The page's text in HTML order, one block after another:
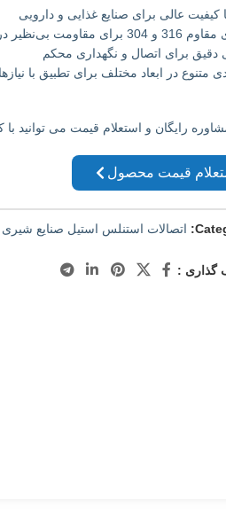
کیفیت عالی برای صنایع غذایی و دارویی
مقاومت بی‌نظیر در برابر فشار
برای اتصال و نگهداری محکم
متنوع در ابعاد مختلف برای تطبیق با
رایگان و استعلام قیمت می توانید با
قیمت محصول
اتصالات استنلس استیل صنایع شیری
گذاری :